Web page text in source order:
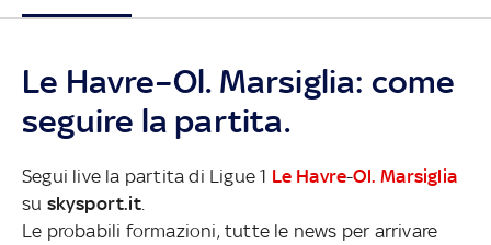
Le Havre–Ol. Marsiglia: come
seguire la partita.
Segui live la partita di Ligue 1 Le Havre-Ol. Marsiglia
su skysport.it.
Le probabili formazioni, tutte le news per arrivare